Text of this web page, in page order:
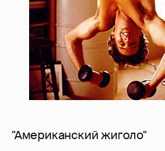
"Американский жиголо"